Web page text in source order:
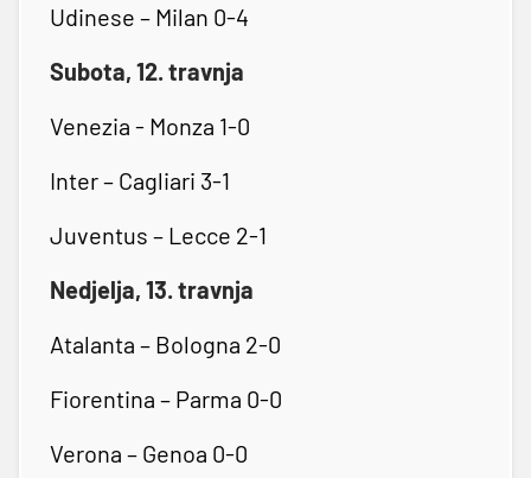
Udinese – Milan 0-4
Subota, 12. travnja
Venezia - Monza 1-0
Inter – Cagliari 3-1
Juventus – Lecce 2-1
Nedjelja, 13. travnja
Atalanta – Bologna 2-0
Fiorentina – Parma 0-0
Verona – Genoa 0-0